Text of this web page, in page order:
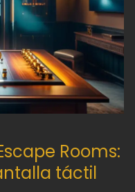
Rooms:
táctil